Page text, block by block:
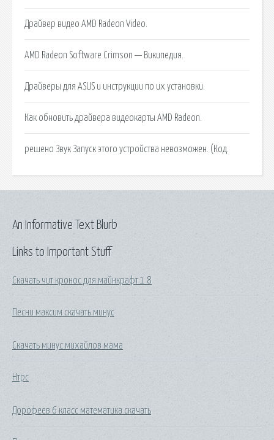
Драйвер видео AMD Radeon Video.
AMD Radeon Software Crimson — Википедия.
Драйверы для ASUS и инструкции по их установки.
Как обновить драйвера видеокарты AMD Radeon.
решено Звук Запуск этого устройства невозможен. (Код.
Links to Important Stuff
Скачать чит кронос для майнкрафт 1 8
Песни максим скачать минус
Скачать минус михайлов мама
Нтрс
Дорофеев 6 класс математика скачать
An Informative Text Blurb